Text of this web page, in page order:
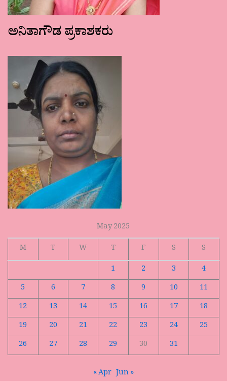
ಅನಿತಾಗೌಡ ಪ್ರಕಾಶಕರು
May 2025
M
T W T F S
S
1
2 3
4
5
6 7 8 9 10
11
12
13 14 15 16 17
18
19
20 21 22 23 24
25
26
27 28 29 30 31
« Apr Jun »